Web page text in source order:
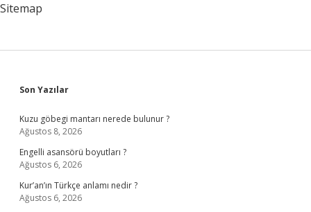
Sitemap
Sidebar
Son Yazılar
Kuzu göbegi mantarı nerede bulunur ?
Ağustos 8, 2026
Engelli asansörü boyutları ?
Ağustos 6, 2026
Kur’an’ın Türkçe anlamı nedir ?
Ağustos 6, 2026